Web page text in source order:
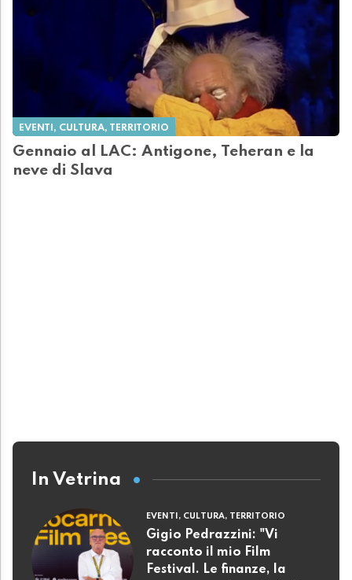
EVENTI, CULTURA, TERRITORIO
Gennaio al LAC: Antigone, Teheran e la
neve di Slava
In Vetrina
EVENTI, CULTURA, TERRITORIO
Gigio Pedrazzini: "Vi
racconto il mio Film
Festival. Le finanze, la